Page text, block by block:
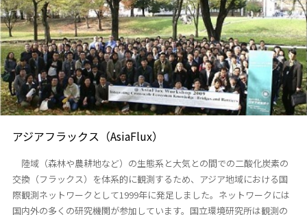
アジアフラックス（AsiaFlux）
陸域（森林や農耕地など）の生態系と大気との間での二酸化炭素の
交換（フラックス）を体系的に観測するため、アジア地域における国
際観測ネットワークとして1999年に発足しました。ネットワークには
国内外の多くの研究機関が参加しています。国立環境研究所は観測の